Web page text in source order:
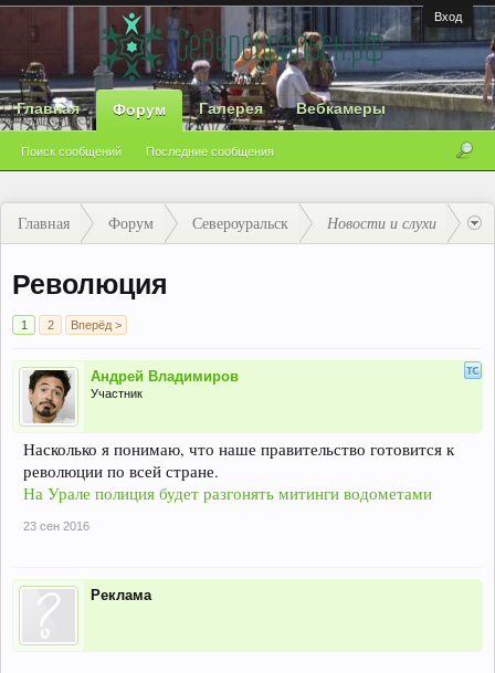
Вход
Главная Форум
Поиск сообщений Последние сообщения
Галерея Вебкамеры
Главная Форум Североуральск Новости и слухи
Революция
1 2 Вперёд >
Андрей Владимиров
Участник
Насколько я понимаю, что наше правительство готовится к
революции по всей стране.
На Урале полиция будет разгонять митинги водометами
23 сен 2016
Реклама